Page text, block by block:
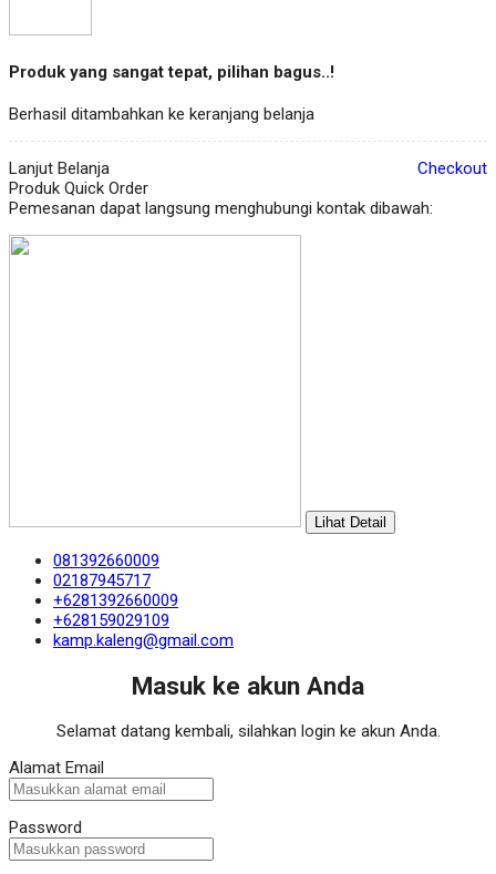
Produk yang sangat tepat, pilihan bagus..!
Berhasil ditambahkan ke keranjang belanja
Lanjut Belanja
Checkout
Produk Quick Order
Pemesanan dapat langsung menghubungi kontak dibawah:
Lihat Detail
081392660009
02187945717
+6281392660009
+628159029109
kamp.kaleng@gmail.com
Masuk ke akun Anda
Selamat datang kembali, silahkan login ke akun Anda.
Alamat Email
Password